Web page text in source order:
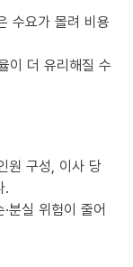
수요가 몰려 비용
이 더 유리해질 수
원 구성, 이사 당
.
분실 위험이 줄어